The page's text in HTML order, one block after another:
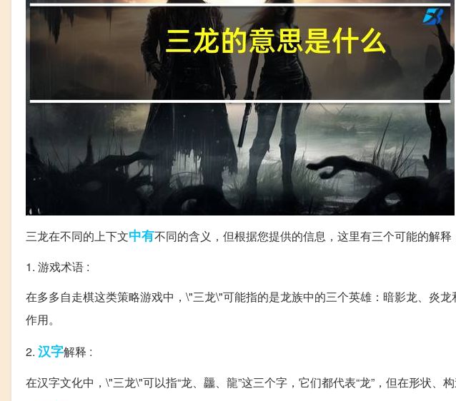
三龙在不同的上下文中有不同的含义，但根据您提供的信息，这里有三个可能的解释
1. 游戏术语 :
在多多自走棋这类策略游戏中，\"三龙\"可能指的是龙族中的三个英雄：暗影龙、炎
作用。
2. 汉字解释 :
在汉字文化中，\"三龙\"可以指“龙、龘、龍”这三个字，它们都代表“龙”，但在形状、构